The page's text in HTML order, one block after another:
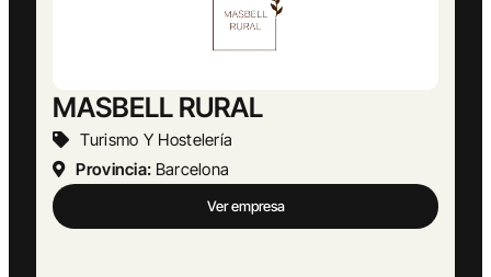
Abogado Ángel López
Actividades Jurídicas
Provincia:Málaga
Ver empresa